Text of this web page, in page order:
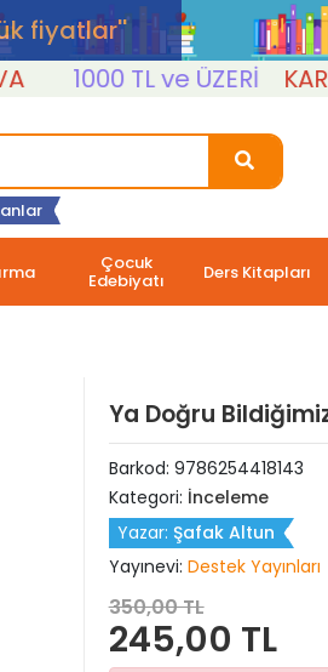
fiyatlar''
1000 TL ve ÜZERİ KARGO
Çocuk
Edebiyatı Ders Kitapları
Ya Doğru
Barkod: 9786254418143
Kategori: İnceleme
Yazar: Şafak Altun
Yayınevi: Destek Yayınları
350,00 TL
245,00 TL